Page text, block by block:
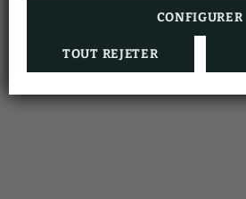
CONFIGURER
TOUT REJETER